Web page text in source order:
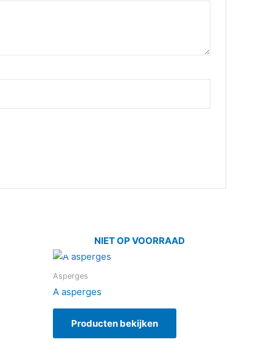
NIET OP VOORRAAD
Asperges
A asperges
Producten bekijken